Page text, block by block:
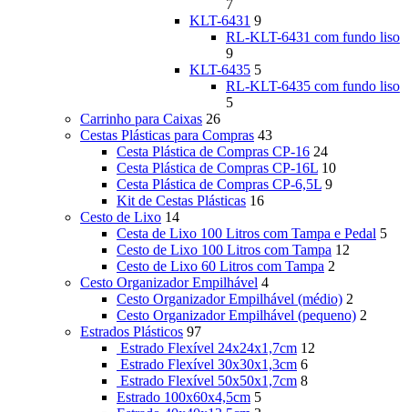
7
KLT-6431 9
RL-KLT-6431 com fundo liso
9
KLT-6435 5
RL-KLT-6435 com fundo liso
5
Carrinho para Caixas 26
Cestas Plásticas para Compras 43
Cesta Plástica de Compras CP-16 24
Cesta Plástica de Compras CP-16L 10
Cesta Plástica de Compras CP-6,5L 9
Kit de Cestas Plásticas 16
Cesto de Lixo 14
Cesta de Lixo 100 Litros com Tampa e Pedal 5
Cesto de Lixo 100 Litros com Tampa 12
Cesto de Lixo 60 Litros com Tampa 2
Cesto Organizador Empilhável 4
Cesto Organizador Empilhável (médio) 2
Cesto Organizador Empilhável (pequeno) 2
Estrados Plásticos 97
Estrado Flexível 24x24x1,7cm 12
Estrado Flexível 30x30x1,3cm 6
Estrado Flexível 50x50x1,7cm 8
Estrado 100x60x4,5cm 5